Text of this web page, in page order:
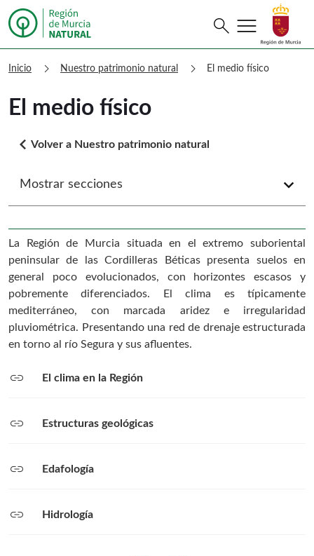
Murcia Natural El medio físico
Buscar
search menu
Inicio chevron_right Nuestro patrimonio natural chevron_right El medio físico
El medio físico
arrow_back_ios Volver a Nuestro patrimonio natural
Mostrar secciones arrow_forward_ios
La Región de Murcia situada en el extremo suboriental
peninsular de las Cordilleras Béticas presenta suelos en
general poco evolucionados, con horizontes escasos y
pobremente diferenciados. El clima es típicamente
mediterráneo, con marcada aridez e irregularidad
pluviométrica. Presentando una red de drenaje estructurada
en torno al río Segura y sus afluentes.
link El clima en la Región
link Estructuras geológicas
link Edafología
link Hidrología